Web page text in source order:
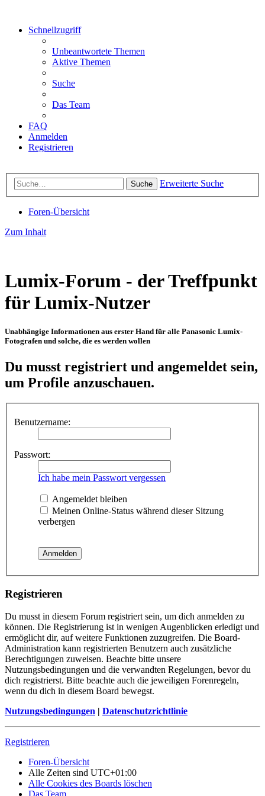
Schnellzugriff
Unbeantwortete Themen
Aktive Themen
Suche
Das Team
FAQ
Anmelden
Registrieren
Suche Erweiterte Suche
Foren-Übersicht
Zum Inhalt
Lumix-Forum - der Treffpunkt
für Lumix-Nutzer
Unabhängige Informationen aus erster Hand für alle Panasonic Lumix-
Fotografen und solche, die es werden wollen
Du musst registriert und angemeldet sein,
um Profile anzuschauen.
Benutzername:
Passwort:
Ich habe mein Passwort vergessen
Angemeldet bleiben
Meinen Online-Status während dieser Sitzung
verbergen
Registrieren
Du musst in diesem Forum registriert sein, um dich anmelden zu
können. Die Registrierung ist in wenigen Augenblicken erledigt und
ermöglicht dir, auf weitere Funktionen zuzugreifen. Die Board-
Administration kann registrierten Benutzern auch zusätzliche
Berechtigungen zuweisen. Beachte bitte unsere
Nutzungsbedingungen und die verwandten Regelungen, bevor du
dich registrierst. Bitte beachte auch die jeweiligen Forenregeln,
wenn du dich in diesem Board bewegst.
Nutzungsbedingungen | Datenschutzrichtlinie
Registrieren
Foren-Übersicht
Alle Zeiten sind UTC+01:00
Alle Cookies des Boards löschen